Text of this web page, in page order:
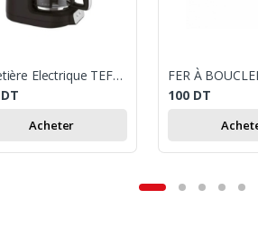
Cafetière Electrique TEFAL 1000W 15 Tasses - Inox
DT
Acheter
100 DT